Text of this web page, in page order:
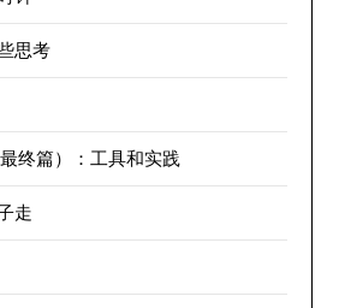
思考
终篇）：工具和实践
走